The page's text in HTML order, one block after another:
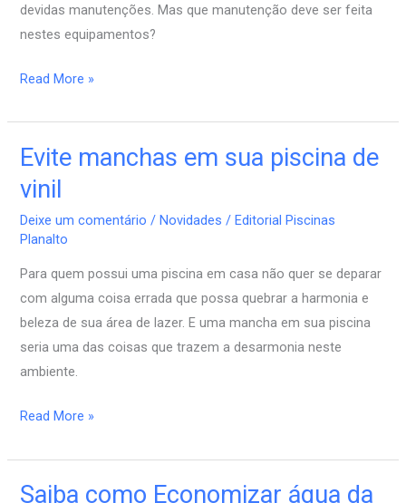
devidas manutenções. Mas que manutenção deve ser feita
nestes equipamentos?
Read More »
Evite manchas em sua piscina de
vinil
Deixe um comentário /Novidades /Editorial Piscinas
Planalto
Para quem possui uma piscina em casa não quer se deparar
com alguma coisa errada que possa quebrar a harmonia e
beleza de sua área de lazer. E uma mancha em sua piscina
seria uma das coisas que trazem a desarmonia neste
ambiente.
Evite
manchas
em
sua
de
vinil
Read More »
Saiba como Economizar água da
Saiba